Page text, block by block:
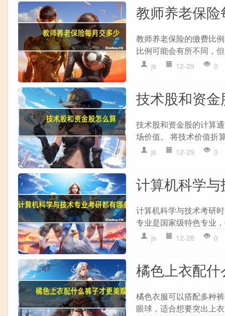
教师养老保
教师养老保险的缴费比
比例可能会有所不同，
js 12-29 0
技术股和资
技术股和资金股的计算
场价值。 将技术价值折
js 12-29 0
计算机科学
计算机科学与技术考研
专业是国家级特色专业
js 12-28 0
橘色上衣配
橘色衣服可以搭配多种
眼球，适合想要突出上